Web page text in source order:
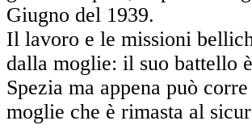
Giugno del 1939.
Il lavoro e le missioni
dalla moglie: il suo battello
Spezia ma appena può
moglie che è rimasta al